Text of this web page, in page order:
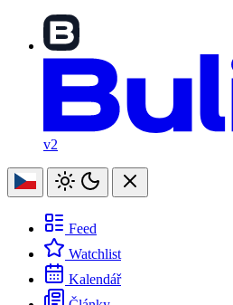
v2
Feed
Watchlist
Kalendář